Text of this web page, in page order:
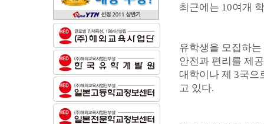
최근에는 10여개
유학생을 모집하
안전과 편리를 제
대학이나 제 3국으
고 있다.